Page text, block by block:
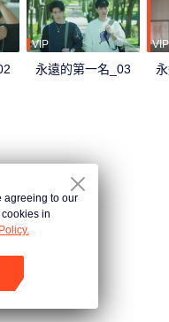
溺水，周書逸只有三個字…好-
更想撞豆腐自殺，果然遇上高
放過他？
VIP
永遠的第一名_03
VIP
agreeing to our
in